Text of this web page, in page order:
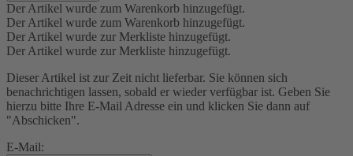
Der Artikel wurde zum Warenkorb hinzugefügt.
Der Artikel wurde zum Warenkorb hinzugefügt.
Der Artikel wurde zur Merkliste hinzugefügt.
Der Artikel wurde zur Merkliste hinzugefügt.
Dieser Artikel ist zur Zeit nicht lieferbar. Sie können sich
benachrichtigen lassen, sobald er wieder verfügbar ist. Geben Sie
hierzu bitte Ihre E-Mail Adresse ein und klicken Sie dann auf
"Abschicken".
E-Mail: